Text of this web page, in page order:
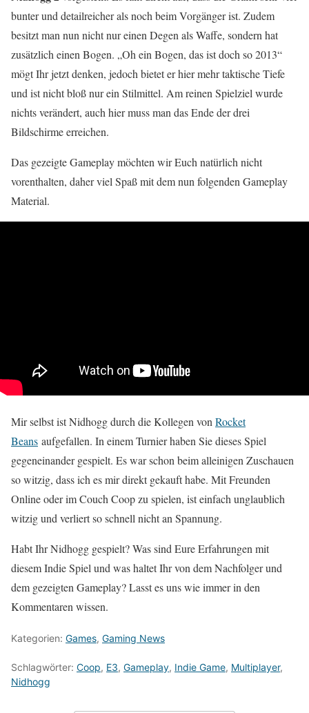
bunter und detailreicher als noch beim Vorgänger ist. Zudem
besitzt man nun nicht nur einen Degen als Waffe, sondern hat
zusätzlich einen Bogen. „Oh ein Bogen, das ist doch so 2013“
mögt Ihr jetzt denken, jedoch bietet er hier mehr taktische Tiefe
und ist nicht bloß nur ein Stilmittel. Am reinen Spielziel wurde
nichts verändert, auch hier muss man das Ende der drei
Bildschirme erreichen.
Das gezeigte Gameplay möchten wir Euch natürlich nicht
vorenthalten, daher viel Spaß mit dem nun folgenden Gameplay
Material.
Mir selbst ist Nidhogg durch die Kollegen von Rocket
Beans aufgefallen. In einem Turnier haben Sie dieses Spiel
gegeneinander gespielt. Es war schon beim alleinigen Zuschauen
so witzig, dass ich es mir direkt gekauft habe. Mit Freunden
Online oder im Couch Coop zu spielen, ist einfach unglaublich
witzig und verliert so schnell nicht an Spannung.
Habt Ihr Nidhogg gespielt? Was sind Eure Erfahrungen mit
diesem Indie Spiel und was haltet Ihr von dem Nachfolger und
dem gezeigten Gameplay? Lasst es uns wie immer in den
Kommentaren wissen.
Kategorien: Games, Gaming News
Schlagwörter: Coop, E3, Gameplay, Indie Game, Multiplayer,
Nidhogg